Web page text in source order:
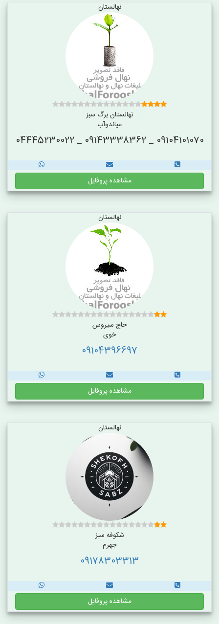
نهالستان
نهالستان برگ سبز
میاندوآب
09104101070 _ 09143338362 _ 04445230022
مشاهده پروفایل
نهالستان
حاج سیروس
خوی
09104396697
مشاهده پروفایل
نهالستان
شکوفه سبز
جهرم
09178303313
مشاهده پروفایل